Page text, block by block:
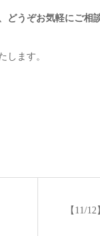
どうぞお気軽にご相
します。
【11/